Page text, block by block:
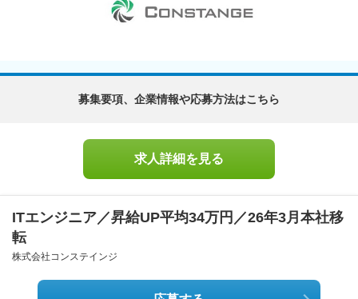
募集要項、企業情報や応募方法はこちら
求人詳細を見る
ITエンジニア／昇給UP平均34万円／26年3月本社移
転
株式会社コンステインジ